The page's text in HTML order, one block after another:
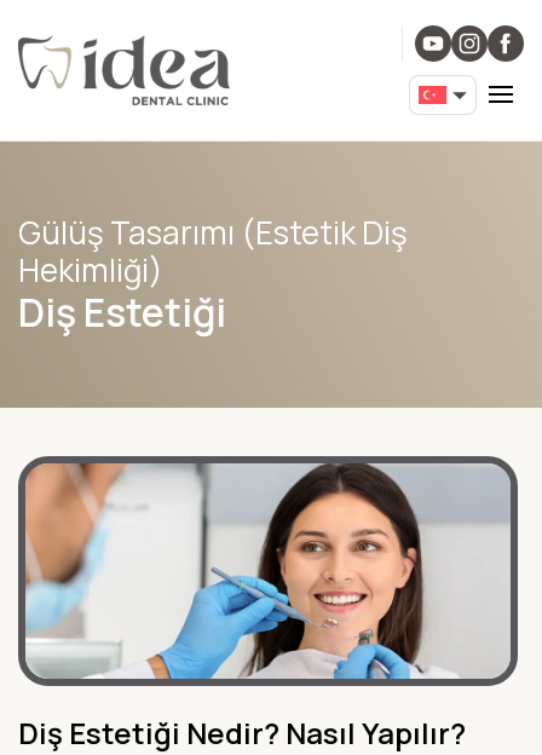
Gülüş Tasarımı (Estetik Diş
Hekimliği)
Diş Estetiği
Diş Estetiği Nedir? Nasıl Yapılır?